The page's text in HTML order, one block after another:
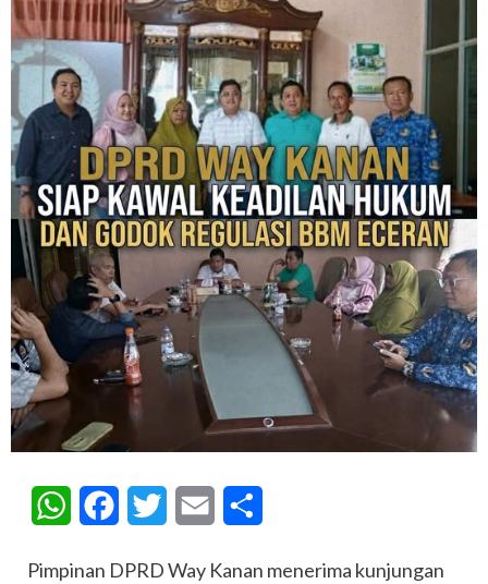
WhatsAppFacebookTwitter Email
Pimpinan DPRD Way Kanan menerima kunjungan